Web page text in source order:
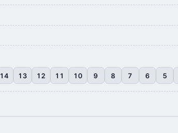
14 13 12 11 10 9 8 7 6 5